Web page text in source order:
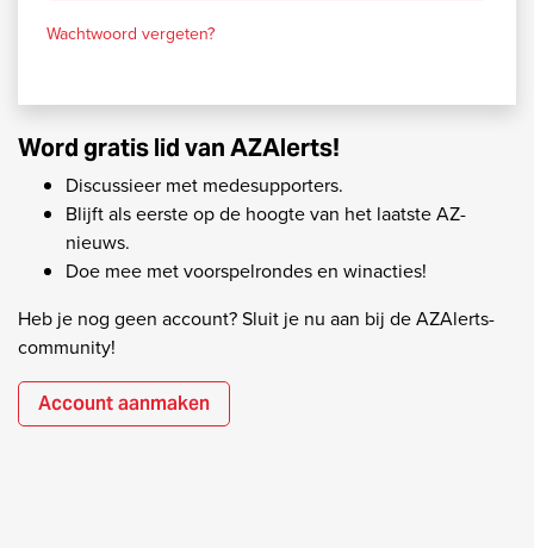
Wachtwoord vergeten?
Word gratis lid van AZAlerts!
Discussieer met medesupporters.
Blijft als eerste op de hoogte van het laatste AZ-
nieuws.
Doe mee met voorspelrondes en winacties!
Heb je nog geen account? Sluit je nu aan bij de AZAlerts-
community!
Account aanmaken